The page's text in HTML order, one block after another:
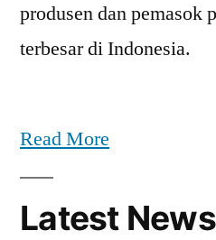
produsen dan pemasok
terbesar di Indonesia.
Read More
Latest News